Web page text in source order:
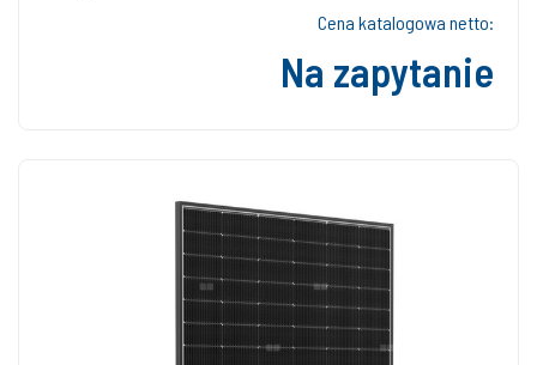
Cena katalogowa netto:
Na zapytanie